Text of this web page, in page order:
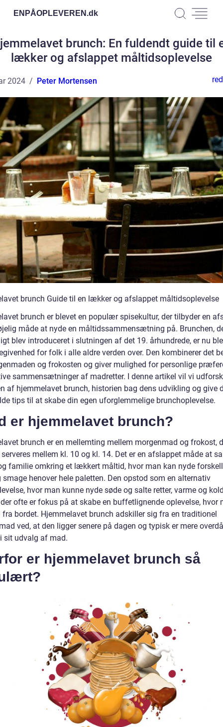
ENPÅOPLEVEREN.dk
brunch: En fuldendt guide til
lækker og afslappet måltidsoplevelse
2024 Peter Mortensen
brunch Guide til en lækker og afslappet måltidsoplevelse
brunch er blevet en populær spisekultur, der tilbyder en
måde at nyde en måltidssammensætning på. Brunchen,
blev introduceret i slutningen af det 19. århundrede, er nu
for folk i alle aldre verden over. Den kombinerer det
og frokosten og giver mulighed for personlige
sammensætninger af madretter. I denne artikel vil vi
af hjemmelavet brunch, historien bag dens udvikling og give
tips til at skabe din egen uforglemmelige brunchoplevelse.
er hjemmelavet brunch?
brunch er en mellemting mellem morgenmad og frokost,
mellem kl. 10 og kl. 14. Det er en afslappet måde at
familie omkring et lækkert måltid, hvor man kan nyde
smage henover hele paletten. Den opstod som en alternativ
hvor man kunne nyde søde og salte retter, varme og
ofte er fokus på at skabe en buffetlignende oplevelse, hvor
fra bordet. Hjemmelavet brunch adskiller sig fra en traditionel
ved, at den ligger senere på dagen og typisk er mere
sit udvalg af mad.
er hjemmelavet brunch så